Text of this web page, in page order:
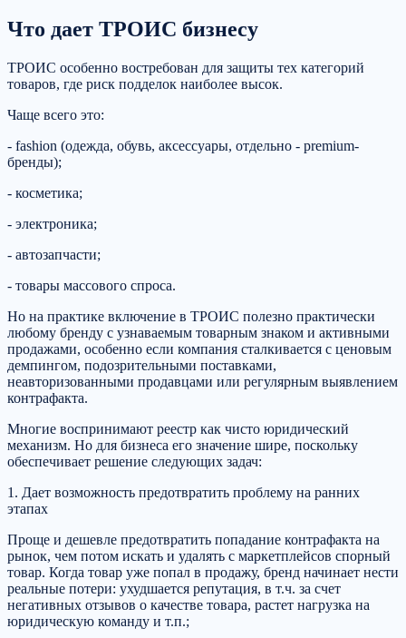
Что дает ТРОИС бизнесу
ТРОИС особенно востребован для защиты тех категорий
товаров, где риск подделок наиболее высок.
Чаще всего это:
- fashion (одежда, обувь, аксессуары, отдельно - premium-
бренды);
- косметика;
- электроника;
- автозапчасти;
- товары массового спроса.
Но на практике включение в ТРОИС полезно практически
любому бренду с узнаваемым товарным знаком и активными
продажами, особенно если компания сталкивается с ценовым
демпингом, подозрительными поставками,
неавторизованными продавцами или регулярным выявлением
контрафакта.
Многие воспринимают реестр как чисто юридический
механизм. Но для бизнеса его значение шире, поскольку
обеспечивает решение следующих задач:
1. Дает возможность предотвратить проблему на ранних
этапах
Проще и дешевле предотвратить попадание контрафакта на
рынок, чем потом искать и удалять с маркетплейсов спорный
товар. Когда товар уже попал в продажу, бренд начинает нести
реальные потери: ухудшается репутация, в т.ч. за счет
негативных отзывов о качестве товара, растет нагрузка на
юридическую команду и т.п.;